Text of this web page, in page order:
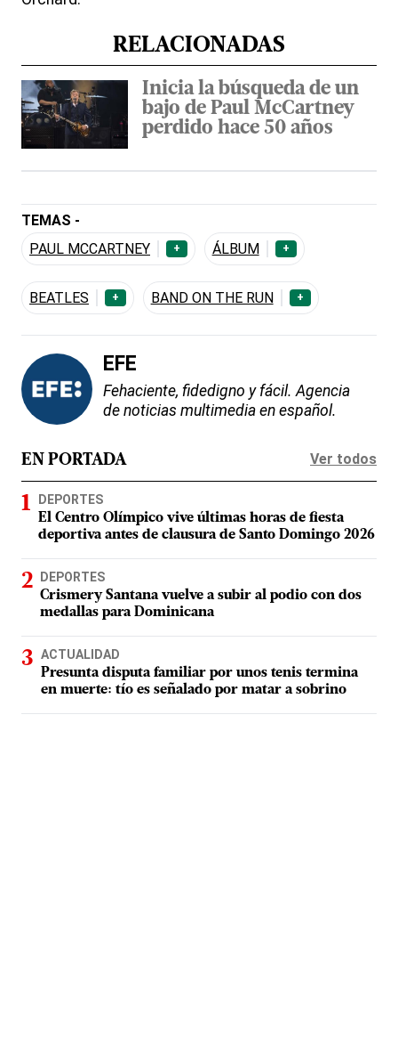
RELACIONADAS
Inicia la búsqueda de un
bajo de Paul McCartney
perdido hace 50 años
TEMAS -
PAUL MCCARTNEY
+ ÁLBUM +
BEATLES + BAND ON THE RUN +
EFE
Fehaciente, fidedigno y fácil. Agencia
de noticias multimedia en español.
EN PORTADA Ver todos
DEPORTES
El Centro Olímpico vive últimas horas de fiesta
deportiva antes de clausura de Santo Domingo 2026
DEPORTES
Crismery Santana vuelve a subir al podio con dos
medallas para Dominicana
ACTUALIDAD
Presunta disputa familiar por unos tenis termina
en muerte: tío es señalado por matar a sobrino